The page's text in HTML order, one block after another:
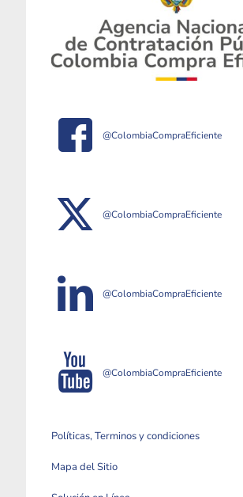
@ColombiaCompraEficiente
@ColombiaCompraEficiente
@ColombiaCompraEficiente
@ColombiaCompraEficiente
Políticas, Terminos y condiciones
Mapa del Sitio